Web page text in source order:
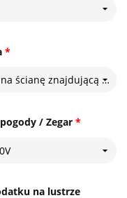
*
Standard LED- Światło rozchodzi się na ścianę znajdującą się za lustrem
*
/ Zegar
na lustrze